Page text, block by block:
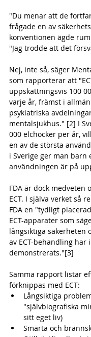
"Du menar att de
frågade en av
konventionen ägde
"Jag trodde att det
Nej, inte så, säger
som rapporterar att
uppskattningsvis 100
varje år, främst i
psykiatriska
mentalsjukhus." [2] I
000 elchocker per år,
en av de största
i Sverige ger man barn
användningen är på
FDA är dock medveten
ECT. I själva verket så
FDA en "tydligt
ECT-apparater som
långsiktiga säkerheten
av ECT-behandling har
demonstrerats."[3]
Samma rapport listar
förknippas med ECT:
Långsiktiga
"självbiografiska
sitt eget liv)
Smärta och